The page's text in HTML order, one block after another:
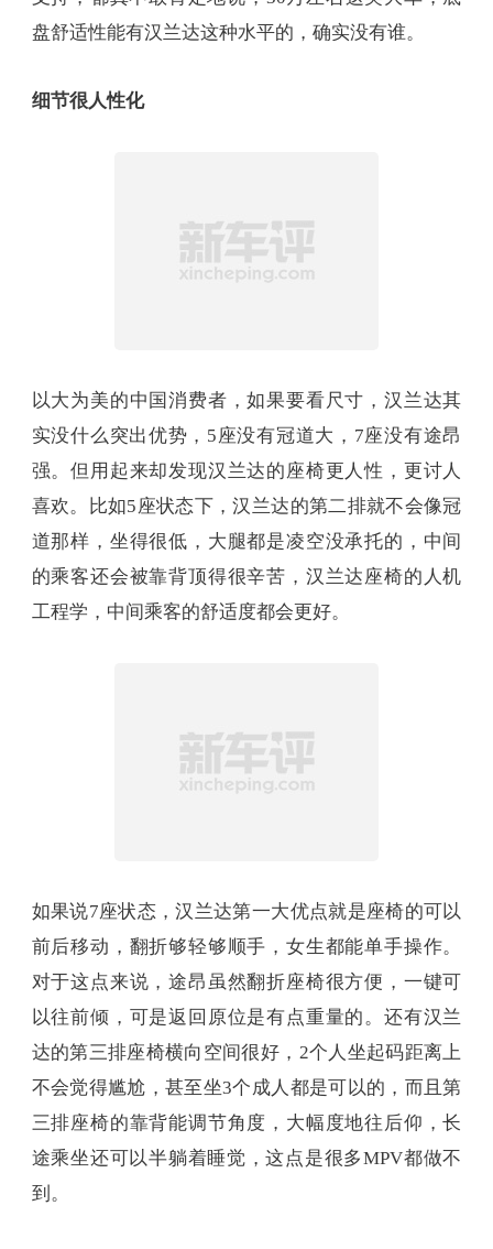
盘舒适性能有汉兰达这种水平的，确实没有谁。
细节很人性化
以大为美的中国消费者，如果要看尺寸，汉兰达其
实没什么突出优势，5座没有冠道大，7座没有途昂
强。但用起来却发现汉兰达的座椅更人性，更讨人
喜欢。比如5座状态下，汉兰达的第二排就不会像冠
道那样，坐得很低，大腿都是凌空没承托的，中间
的乘客还会被靠背顶得很辛苦，汉兰达座椅的人机
工程学，中间乘客的舒适度都会更好。